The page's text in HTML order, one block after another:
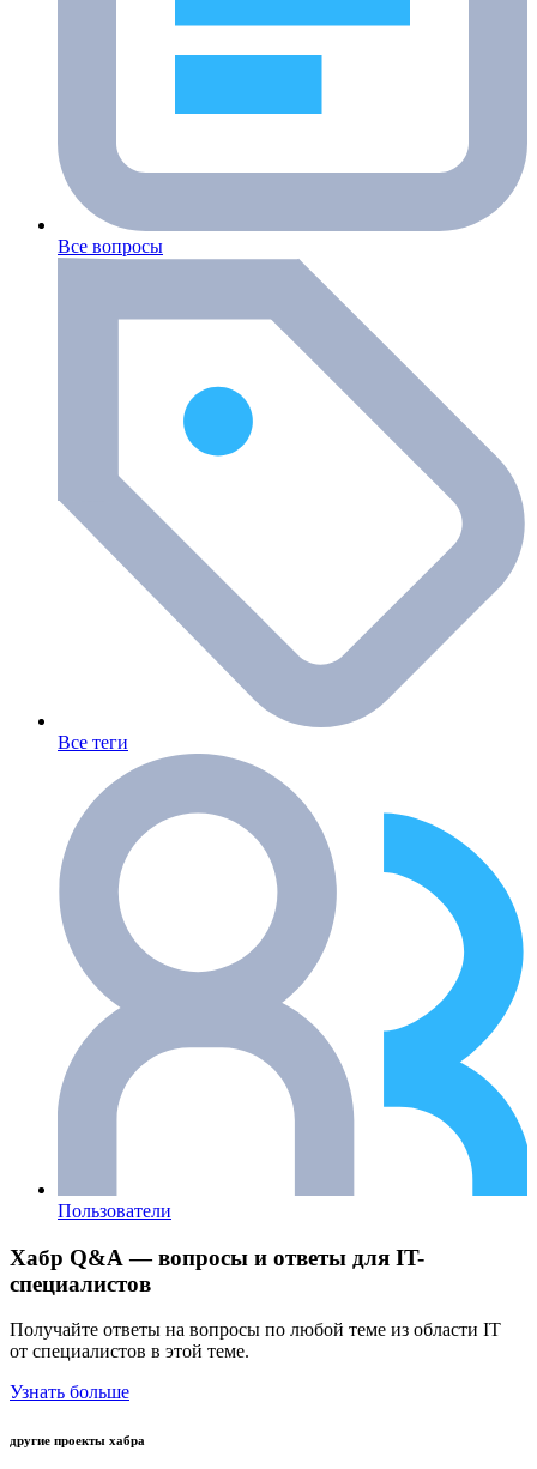
Все вопросы
Все теги
Пользователи
Хабр Q&A — вопросы и ответы для IT-
специалистов
Получайте ответы на вопросы по любой теме из области IT
от специалистов в этой теме.
Узнать больше
другие проекты хабра